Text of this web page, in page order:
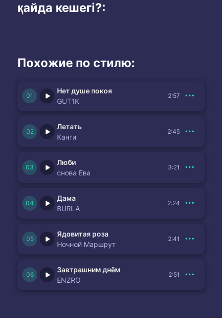
қайда кешегі?:
Похожие по стилю:
Нет душе покоя
GUT1K
2:57
Летать
Канги
2:45
Люби
снова Ева
3:21
Дама
BURLA
2:24
Ядовитая роза
Ночной Маршрут
2:41
Завтрашним днём
ENZRO
2:51